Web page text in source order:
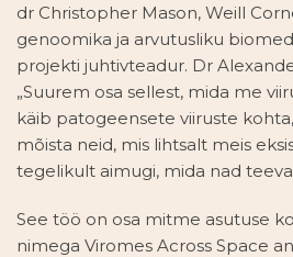
dr Christopher Mason, Weill
genoomika ja arvutusliku
projekti juhtivteadur. Dr
„Suurem osa sellest, mida me
käib patogeensete viiruste
mõista neid, mis lihtsalt meis
tegelikult aimugi, mida nad
See töö on osa mitme asutuse
nimega Viromes Across Space